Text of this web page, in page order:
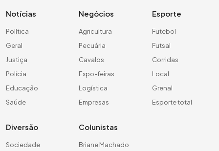
Notícias
Política
Geral
Justiça
Polícia
Educação
Saúde
Negócios
Agricultura
Pecuária
Cavalos
Expo-feiras
Logística
Empresas
Esporte
Futebol
Futsal
Corridas
Local
Grenal
Esporte total
Diversão
Sociedade
Colunistas
Briane Machado